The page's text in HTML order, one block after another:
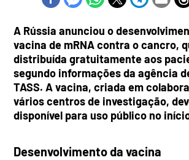
A Rússia anunciou o
vacina de mRNA contra o cancro,
distribuída gratuitamente aos
segundo informações da agência
TASS. A vacina, criada em
vários centros de investigação,
disponível para uso público no
Desenvolvimento da vacina